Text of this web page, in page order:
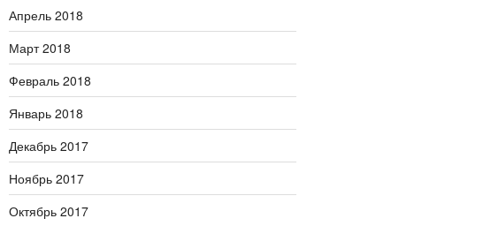
Апрель 2018
Март 2018
Февраль 2018
Январь 2018
Декабрь 2017
Ноябрь 2017
Октябрь 2017